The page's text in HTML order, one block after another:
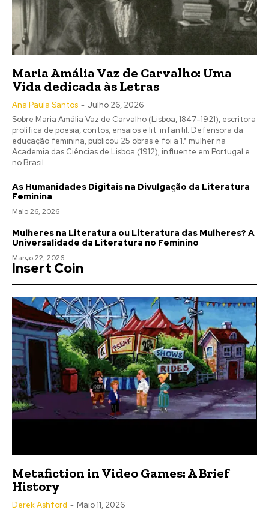
Maria Amália Vaz de Carvalho: Uma
Vida dedicada às Letras
Ana Paula Santos - Julho 26, 2026
Sobre Maria Amália Vaz de Carvalho (Lisboa, 1847-1921), escritora
prolífica de poesia, contos, ensaios e lit. infantil. Defensora da
educação feminina, publicou 25 obras e foi a 1.ª mulher na
Academia das Ciências de Lisboa (1912), influente em Portugal e
no Brasil.
As Humanidades Digitais na Divulgação da Literatura
Feminina
Maio 26, 2026
Mulheres na Literatura ou Literatura das Mulheres? A
Universalidade da Literatura no Feminino
Março 22, 2026
Insert Coin
Metafiction in Video Games: A Brief
History
Derek Ashford - Maio 11, 2026